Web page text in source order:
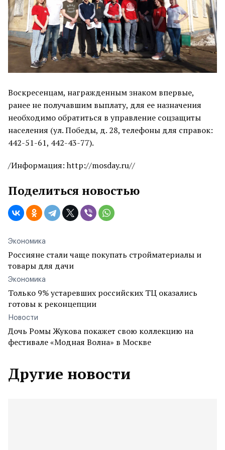
Воскресенцам, награжденным знаком впервые,
ранее не получавшим выплату, для ее назначения
необходимо обратиться в управление соцзащиты
населения (ул. Победы, д. 28, телефоны для справок:
442-51-61, 442-43-77).
/Информация: http://mosday.ru//
Поделиться новостью
Экономика
Россияне стали чаще покупать стройматериалы и
товары для дачи
Экономика
Только 9% устаревших российских ТЦ оказались
готовы к реконцепции
Новости
Дочь Ромы Жукова покажет свою коллекцию на
фестивале «Модная Волна» в Москве
Другие новости